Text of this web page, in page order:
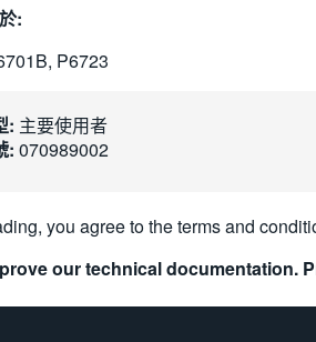
:
P6723
: 主要使用者
: 070989002
you agree to the terms and
our technical documentation.